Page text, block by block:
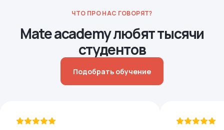
ЧТО ПРО НАС ГОВОРЯТ?
Mate academy любят тысячи
студентов
Подобрать обучение